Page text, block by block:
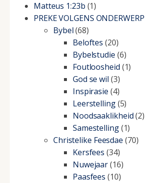
Matteus 1:23b (1)
PREKE VOLGENS ONDERWERP
Bybel(68)
Beloftes (20)
Bybelstudie (6)
Foutloosheid (1)
God se wil (3)
Inspirasie (4)
Leerstelling(5)
Noodsaaklikheid(2)
Samestelling(1)
Christelike Feesdae (70)
Kersfees (34)
Nuwejaar(16)
Paasfees (10)